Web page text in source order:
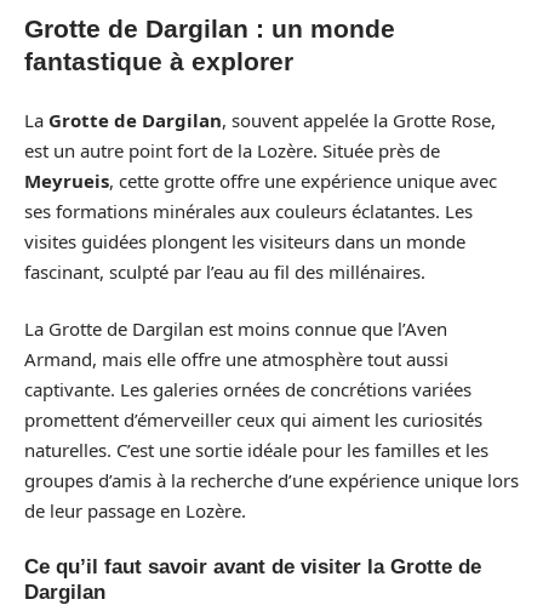
Grotte de Dargilan : un monde
fantastique à explorer
La Grotte de Dargilan, souvent appelée la Grotte Rose,
est un autre point fort de la Lozère. Située près de
Meyrueis, cette grotte offre une expérience unique avec
ses formations minérales aux couleurs éclatantes. Les
visites guidées plongent les visiteurs dans un monde
fascinant, sculpté par l’eau au fil des millénaires.
La Grotte de Dargilan est moins connue que l’Aven
Armand, mais elle offre une atmosphère tout aussi
captivante. Les galeries ornées de concrétions variées
promettent d’émerveiller ceux qui aiment les curiosités
naturelles. C’est une sortie idéale pour les familles et les
groupes d’amis à la recherche d’une expérience unique lors
de leur passage en Lozère.
Ce qu’il faut savoir avant de visiter la Grotte de
Dargilan